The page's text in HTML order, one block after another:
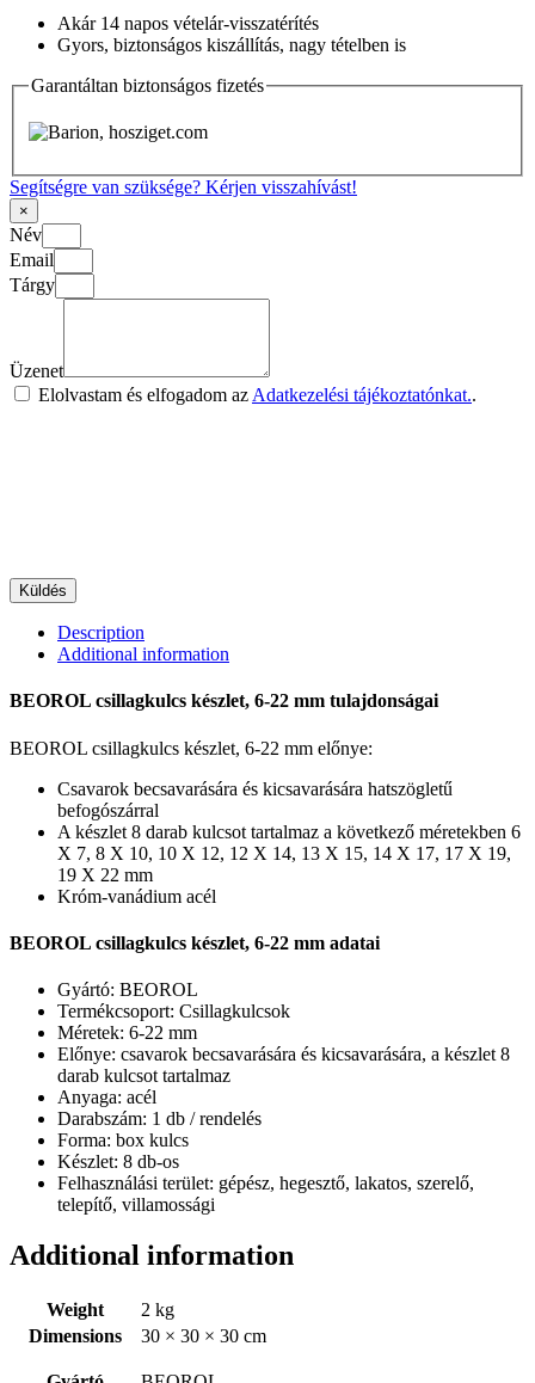
Akár 14 napos vételár-visszatérítés
Gyors, biztonságos kiszállítás, nagy tételben is
Garantáltan biztonságos fizetés
Segítségre van szüksége? Kérjen visszahívást!
×
Név
Email
Tárgy
Üzenet
Elolvastam és elfogadom az Adatkezelési tájékoztatónkat..
Küldés
Description
Additional information
BEOROL csillagkulcs készlet, 6-22 mm tulajdonságai
BEOROL csillagkulcs készlet, 6-22 mm előnye:
Csavarok becsavarására és kicsavarására hatszögletű
befogószárral
A készlet 8 darab kulcsot tartalmaz a következő méretekben 6
X 7, 8 X 10, 10 X 12, 12 X 14, 13 X 15, 14 X 17, 17 X 19,
19 X 22 mm
Króm-vanádium acél
BEOROL csillagkulcs készlet, 6-22 mm adatai
Gyártó: BEOROL
Termékcsoport: Csillagkulcsok
Méretek: 6-22 mm
Előnye: csavarok becsavarására és kicsavarására, a készlet 8
darab kulcsot tartalmaz
Anyaga: acél
Darabszám: 1 db / rendelés
Forma: box kulcs
Készlet: 8 db-os
Felhasználási terület: gépész, hegesztő, lakatos, szerelő,
telepítő, villamossági
Additional information
Weight
2 kg
Dimensions
30 × 30 × 30 cm